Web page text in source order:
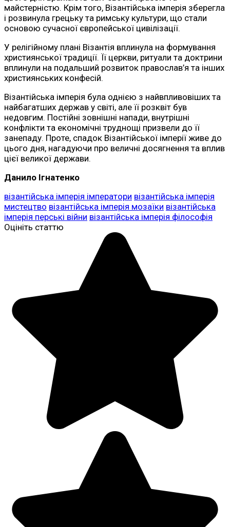
майстерністю. Крім того, Візантійська імперія зберегла
і розвинула грецьку та римську культури, що стали
основою сучасної європейської цивілізації.
У релігійному плані Візантія вплинула на формування
християнської традиції. Її церкви, ритуали та доктрини
вплинули на подальший розвиток православ’я та інших
християнських конфесій.
Візантійська імперія була однією з найвпливовіших та
найбагатших держав у світі, але її розквіт був
недовгим. Постійні зовнішні напади, внутрішні
конфлікти та економічні труднощі призвели до її
занепаду. Проте, спадок Візантійської імперії живе до
цього дня, нагадуючи про величні досягнення та вплив
цієї великої держави.
Данило Ігнатенко
візантійська імперія імператори візантійська імперія
мистецтво візантійська імперія мозаїки візантійська
імперія перські війни візантійська імперія філософія
Оцініть статтю